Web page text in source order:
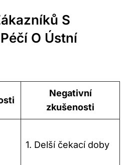
S
O Ústní
Negativní
zkušenosti
1. Delší čekací doby